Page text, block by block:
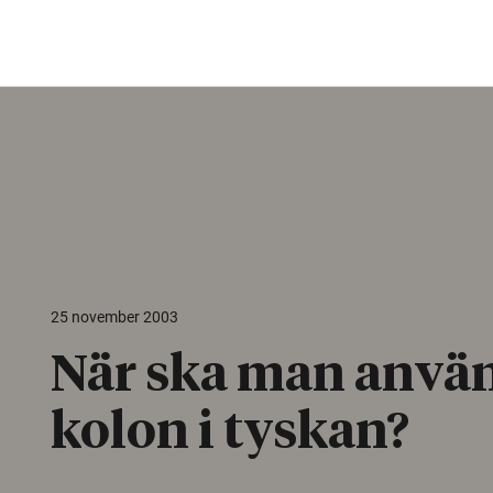
25 november 2003
När ska man
kolon i tyskan?